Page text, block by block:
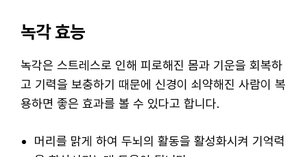
녹각 효능
녹각은 스트레스로 인해 피로해진 몸과 기운을 회복하
고 기력을 보충하기 때문에 신경이 쇠약해진 사람이 복
용하면 좋은 효과를 볼 수 있다고 합니다.
머리를 맑게 하여 두뇌의 활동을 활성화시켜 기억력